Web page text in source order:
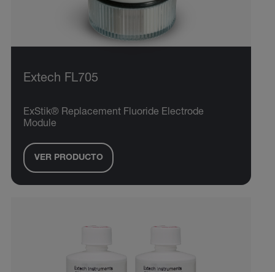
Extech FL705
ExStik® Replacement Fluoride Electrode
Module
VER PRODUCTO